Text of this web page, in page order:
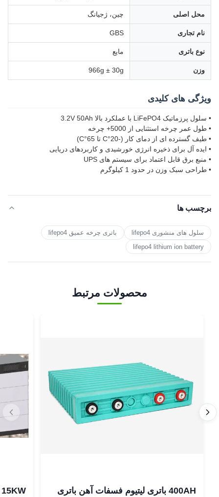
محل اصلی چین، ژجیانگ
نام تجاری GBS
نوع باتری مایع
وزن 966g ± 30g
ویژگی های کلیدی
• سلول پرزماتیک LiFePO4 با عملکرد بالا 3.2V 50Ah
• طول عمر چرخه استثنایی از 5000+ چرخه
• طیف گسترده ای از دمای کار (-20°C تا 65°C)
• ایده آل برای ذخیره انرژی خورشیدی و کاربردهای دریایی
• منبع برق قابل اعتماد برای سیستم های UPS
• طراحی سبک وزن در حدود 1 کیلوگرم
برچسب ها
سلول های منشوری lifepo4
باتری چرخه عمیق lifepo4
lifepo4 lithium ion battery
محصولات مرتبط
400AH باتری لیتیوم فسفات آهن باتری